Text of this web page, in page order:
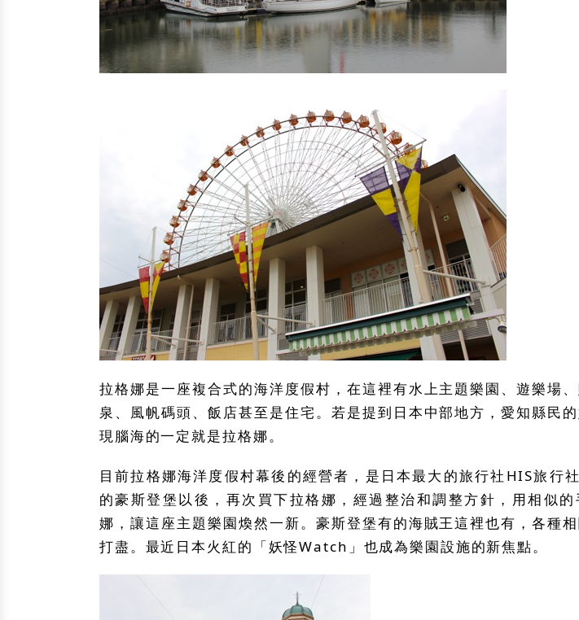
拉格娜是一座複合式的海洋度假村，在這裡有水上主題樂園、遊樂場
泉、風帆碼頭、飯店甚至是住宅。若是提到日本中部地方，愛知縣民
現腦海的一定就是拉格娜。
目前拉格娜海洋度假村幕後的經營者，是日本最大的旅行社HIS旅行
的豪斯登堡以後，再次買下拉格娜，經過整治和調整方針，用相似
娜，讓這座主題樂園煥然一新。豪斯登堡有的海賊王這裡也有，各種
打盡。最近日本火紅的「妖怪Watch」也成為樂園設施的新焦點。